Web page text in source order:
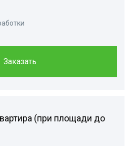
Заказать
(при площади до